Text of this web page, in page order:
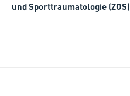
und Sporttraumatologie (ZOS)